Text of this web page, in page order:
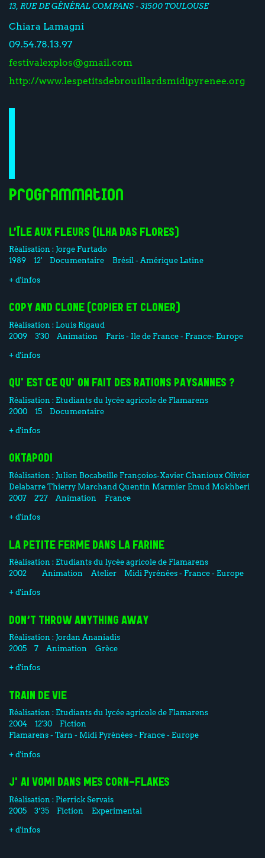
13, RUE DE GÉNÉRAL COMPANS - 31500 TOULOUSE
Chiara Lamagni
09.54.78.13.97
festivalexplos@gmail.com
http://www.lespetitsdebrouillardsmidipyrenee.org
Programmation
L’ÎLE AUX FLEURS (ILHA DAS FLORES)
Réalisation : Jorge Furtado
1989
12' Documentaire Brésil - Amérique Latine
+ d'infos
COPY AND CLONE (COPIER ET CLONER)
Réalisation : Louis Rigaud
2009
3'30 Animation Paris - Ile de France - France- Europe
+ d'infos
QU'EST CE QU'ON FAIT DES RATIONS PAYSANNES ?
Réalisation : Etudiants du lycée agricole de Flamarens
2000
15 Documentaire
+ d'infos
OKTAPODI
Réalisation : Julien Bocabeille Françoios-Xavier ChaniouxOlivier
DelabarreThierry Marchand Quentin Marmier Emud Mokhberi
2007
2'27 Animation France
+ d'infos
LA PETITE FERME DANS LA FARINE
Réalisation : Etudiants du lycée agricole de Flamarens
2002
Animation Atelier Midi Pyrénées - France - Europe
+ d'infos
DON’T THROW ANYTHING AWAY
Réalisation : Jordan Ananiadis
2005
7 Animation Grèce
+ d'infos
TRAIN DE VIE
Réalisation : Etudiants du lycée agricole de Flamarens
2004
12'30
Fiction
Flamarens - Tarn - Midi Pyrénées - France - Europe
+ d'infos
J'AI VOMI DANS MES CORN-FLAKES
Réalisation : Pierrick Servais
2005
3’35 Fiction Experimental
+ d'infos